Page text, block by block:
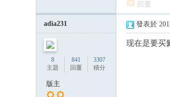
回覆
adia231
8
主題
841
回覆
3307
積分
版主
發表於
现在是要买